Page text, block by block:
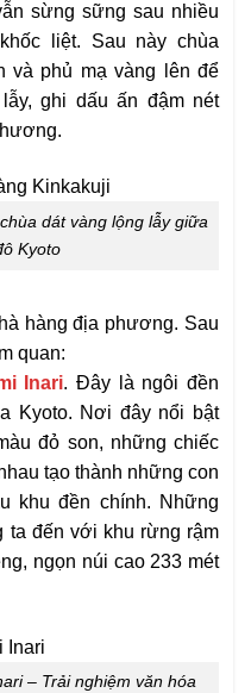
sừng sững sau nhiều
liệt. Sau này chùa
và phủ mạ vàng lên để
ghi dấu ấn đậm nét
dát vàng lộng lẫy giữa
Kyoto
hàng địa phương. Sau
quan:
Inari. Đây là ngôi đền
Kyoto. Nơi đây nổi bật
đỏ son, những chiếc
tạo thành những con
khu đền chính. Những
ta đến với khu rừng rậm
ngọn núi cao 233 mét
– Trải nghiệm văn hóa